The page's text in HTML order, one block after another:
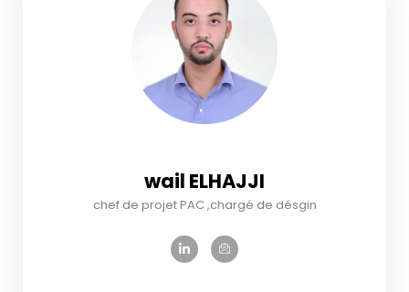
wail ELHAJJI
chef de projet PAC ,chargé de désgin